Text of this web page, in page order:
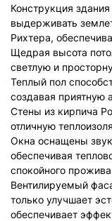
Конструкция
выдерживать
Рихтера,
Щедрая высота
светлую и
Теплый пол
создавая приятную
Стены из кирпича
отличную
Окна оснащены
обеспечивая
спокойного
Вентилируемый
только улучшает
обеспечивает